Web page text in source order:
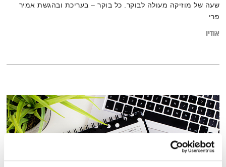
שעה של מוזיקה מעולה לבוקר. כל בוקר – בעריכת ובהגשת אמיר
פרי
אודיו